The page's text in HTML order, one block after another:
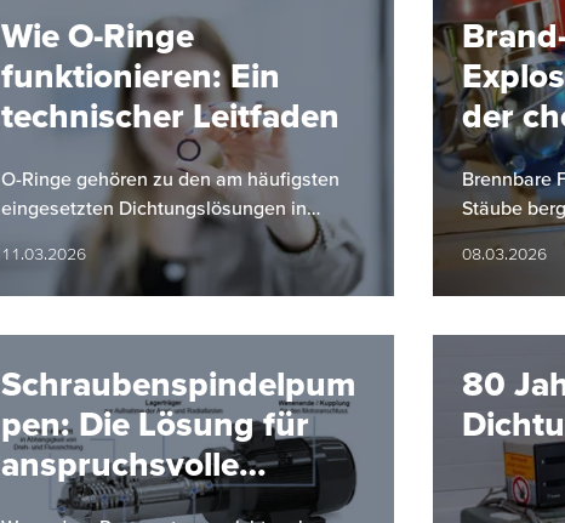
Wie O-Ringe
funktionieren: Ein
technischer Leitfaden
O-Ringe gehören zu den am häufigsten
eingesetzten Dichtungslösungen in
industriellen Anwendungen. Ihre einfache
Bauform, hohe Zuverlässigkeit und…
11.03.2026
der
Brennbare
Stäube
Industrie
08.03.2026
Schraubenspindelpum
pen: Die Lösung für
anspruchsvolle
Förderaufgaben
80